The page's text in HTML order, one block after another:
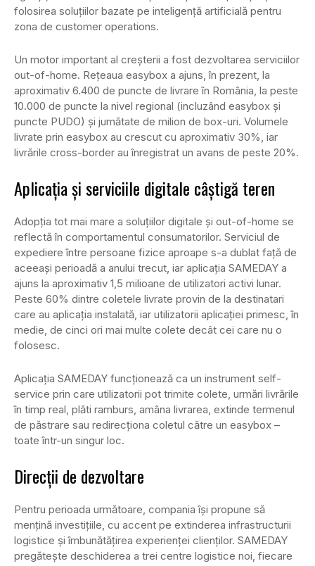
folosirea soluțiilor bazate pe inteligență artificială pentru
zona de customer operations.
Un motor important al creșterii a fost dezvoltarea serviciilor
out-of-home. Rețeaua easybox a ajuns, în prezent, la
aproximativ 6.400 de puncte de livrare în România, la peste
10.000 de puncte la nivel regional (incluzând easybox și
puncte PUDO) și jumătate de milion de box-uri. Volumele
livrate prin easybox au crescut cu aproximativ 30%, iar
livrările cross-border au înregistrat un avans de peste 20%.
Aplicația și serviciile digitale câștigă teren
Adopția tot mai mare a soluțiilor digitale și out-of-home se
reflectă în comportamentul consumatorilor. Serviciul de
expediere între persoane fizice aproape s-a dublat față de
aceeași perioadă a anului trecut, iar aplicația SAMEDAY a
ajuns la aproximativ 1,5 milioane de utilizatori activi lunar.
Peste 60% dintre coletele livrate provin de la destinatari
care au aplicația instalată, iar utilizatorii aplicației primesc, în
medie, de cinci ori mai multe colete decât cei care nu o
folosesc.
Aplicația SAMEDAY funcționează ca un instrument self-
service prin care utilizatorii pot trimite colete, urmări livrările
în timp real, plăti ramburs, amâna livrarea, extinde termenul
de păstrare sau redirecționa coletul către un easybox –
toate într-un singur loc.
Direcții de dezvoltare
Pentru perioada următoare, compania își propune să
mențină investițiile, cu accent pe extinderea infrastructurii
logistice și îmbunătățirea experienței clienților. SAMEDAY
pregătește deschiderea a trei centre logistice noi, fiecare